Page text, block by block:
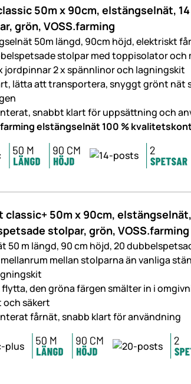
50m x 90cm, elstängselnät,
grön, VOSS.farming
50m längd, 90cm höjd, elektriskt
stolpar med toppisolator och
jordpinnar 2 x spännlinor och lagningskit
lätta att transportera, snyggt grönt nät
snabbt klart för uppsättning och
elstängselnät 100 %
classic+ 50m x 90cm,
stolpar, grön, VOSS.farming
50 m längd, 90 cm höjd, 20
mellan stolparna än vanliga
den gröna färgen smälter in i
och säkert
fårnät, snabb klart för användning